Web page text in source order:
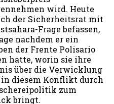
wird. Heute
der Sicherheitsrat mit
Frage befassen,
nachdem er ein
der Frente Polisario
hatte, worin sie ihre
über die Verwicklung
in diesem Konflikt durch
zum
bringt.